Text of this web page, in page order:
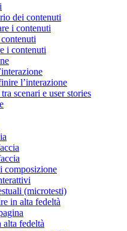
dei contenuti
i contenuti
i contenuti
l’interazione
scenari e user stories
composizione
(microtesti)
in alta fedeltà
fedeltà